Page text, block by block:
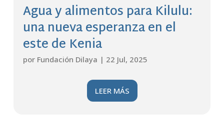
Agua y alimentos para Kilulu:
una nueva esperanza en el
este de Kenia
por Fundación Dilaya | 22 Jul, 2025
LEER MÁS